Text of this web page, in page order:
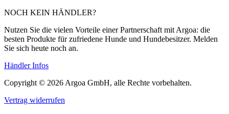
NOCH KEIN HÄNDLER?
Nutzen Sie die vielen Vorteile einer Partnerschaft mit Argoa: die
besten Produkte für zufriedene Hunde und Hundebesitzer. Melden
Sie sich heute noch an.
Händler Infos
Copyright © 2026 Argoa GmbH, alle Rechte vorbehalten.
Vertrag widerrufen